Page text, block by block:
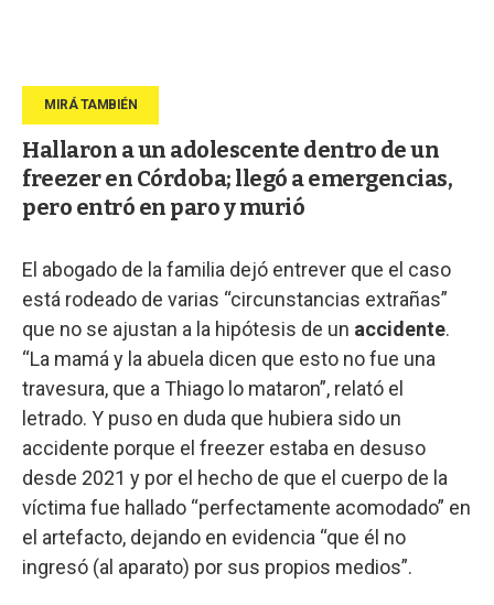
Hallaron a un adolescente dentro de un
freezer en Córdoba; llegó a emergencias,
pero entró en paro y murió
El abogado de la familia dejó entrever que el caso
está rodeado de varias “circunstancias extrañas”
que no se ajustan a la hipótesis de un accidente.
“La mamá y la abuela dicen que esto no fue una
travesura, que a Thiago lo mataron”, relató el
letrado. Y puso en duda que hubiera sido un
accidente porque el freezer estaba en desuso
desde 2021 y por el hecho de que el cuerpo de la
víctima fue hallado “perfectamente acomodado” en
el artefacto, dejando en evidencia “que él no
ingresó (al aparato) por sus propios medios”.